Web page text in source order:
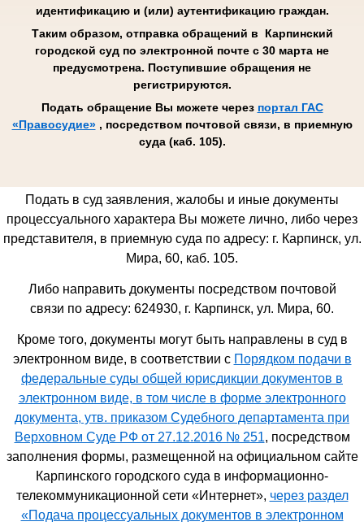
идентификацию и (или) аутентификацию граждан.
Таким образом, отправка обращений в Карпинский
городской суд по электронной почте с 30 марта не
предусмотрена. Поступившие обращения не
регистрируются.
Подать обращение Вы можете через портал ГАС
«Правосудие», посредством почтовой связи, в приемную
суда (каб. 105).
Подать в суд заявления, жалобы и иные документы
процессуального характера Вы можете лично, либо через
представителя, в приемную суда по адресу: г. Карпинск, ул.
Мира, 60, каб. 105.
Либо направить документы посредством почтовой
связи по адресу: 624930, г. Карпинск, ул. Мира, 60.
Кроме того, документы могут быть направлены в суд в
электронном виде, в соответствии с Порядком подачи в
федеральные суды общей юрисдикции документов в
электронном виде, в том числе в форме электронного
документа, утв. приказом Судебного департамента при
Верховном Суде РФ от 27.12.2016 № 251, посредством
заполнения формы, размещенной на официальном сайте
Карпинского городского суда в информационно-
телекоммуникационной сети «Интернет», через раздел
«Подача процессуальных документов в электронном